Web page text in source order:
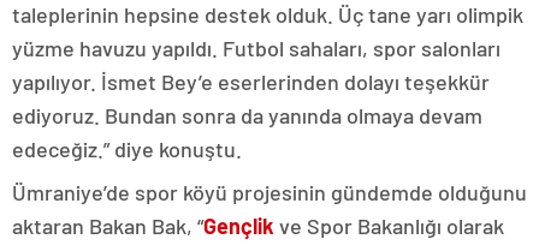
taleplerinin hepsine destek olduk. Üç tane yarı olimpik
yüzme havuzu yapıldı. Futbol sahaları, spor salonları
yapılıyor. İsmet Bey’e eserlerinden dolayı teşekkür
ediyoruz. Bundan sonra da yanında olmaya devam
edeceğiz.” diye konuştu.
Ümraniye’de spor köyü projesinin gündemde olduğunu
aktaran Bakan Bak, “Gençlik ve Spor Bakanlığı olarak